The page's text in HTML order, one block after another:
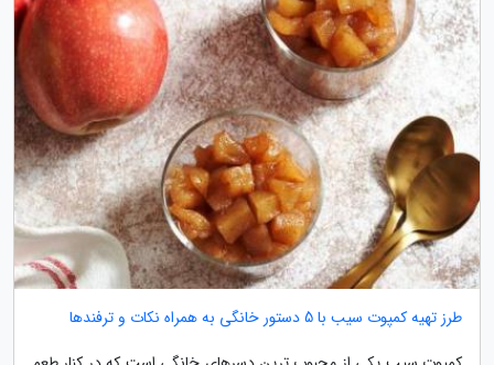
طرز تهیه کمپوت سیب با 5 دستور خانگی به همراه نکات و ترفندها